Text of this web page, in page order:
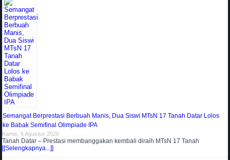
Semangat Berprestasi Berbuah Manis, Dua Siswi MTsN 17 Tanah Datar Lolos
ke Babak Semifinal Olimpiade IPA
Kamis, 6 Agustus 2026
Tanah Datar – Prestasi membanggakan kembali diraih MTsN 17 Tanah
[[Selengkapnya...]]